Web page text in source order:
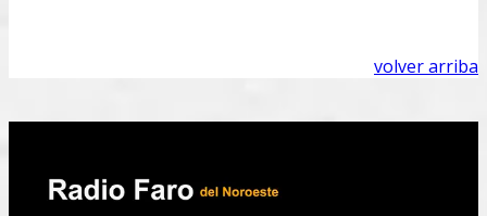
volver arriba